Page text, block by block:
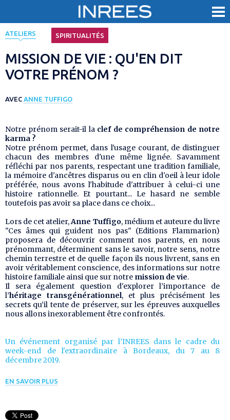
< Revenir aux évènements
ATELIERS SPIRITUALITÉS
MISSION DE VIE : QU'EN DIT
VOTRE PRÉNOM ?
AVEC ANNE TUFFIGO
Notre prénom serait-il la clef de compréhension de notre
karma ?
Notre prénom permet, dans l'usage courant, de distinguer
chacun des membres d'une même lignée. Savamment
réfléchi par nos parents, respectant une tradition familiale,
la mémoire d'ancêtres disparus ou en clin d'oeil à leur idole
préférée, nous avons l'habitude d'attribuer à celui-ci une
histoire rationnelle. Et pourtant... Le hasard ne semble
toutefois pas avoir sa place dans ce choix...
Lors de cet atelier,Anne Tuffigo, médium et auteure du livre
"Ces âmes qui guident nos pas" (Editions Flammarion)
proposera de découvrir comment nos parents, en nous
prénommant, déterminent sans le savoir, notre sens, notre
chemin terrestre et de quelle façon ils nous livrent, sans en
avoir véritablement conscience, des informations sur notre
histoire familiale ainsi que sur notre mission de vie.
Il sera également question d'explorer l’importance de
l’héritage transgénérationnel, et plus précisément les
secrets qu’il tente de préserver, sur les épreuves auxquelles
nous allons inexorablement être confrontés.
Un événement organisé par l’INREES dans le cadre du
week-end de l'extraordinaire à Bordeaux, du 7 au 8
décembre 2019.
EN SAVOIR PLUS